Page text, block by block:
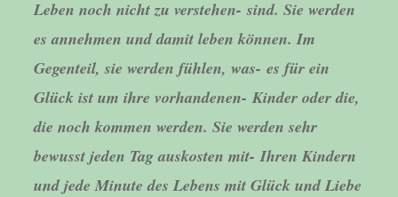
Leben noch nicht zu verstehen- sind. Sie werden
es annehmen und damit leben können. Im
Gegenteil, sie werden fühlen, was- es für ein
Glück ist um ihre vorhandenen- Kinder oder die,
die noch kommen werden. Sie werden sehr
bewusst jeden Tag auskosten mit- Ihren Kindern
und jede Minute des Lebens mit Glück und Liebe